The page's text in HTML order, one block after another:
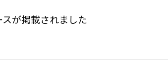
が掲載されました